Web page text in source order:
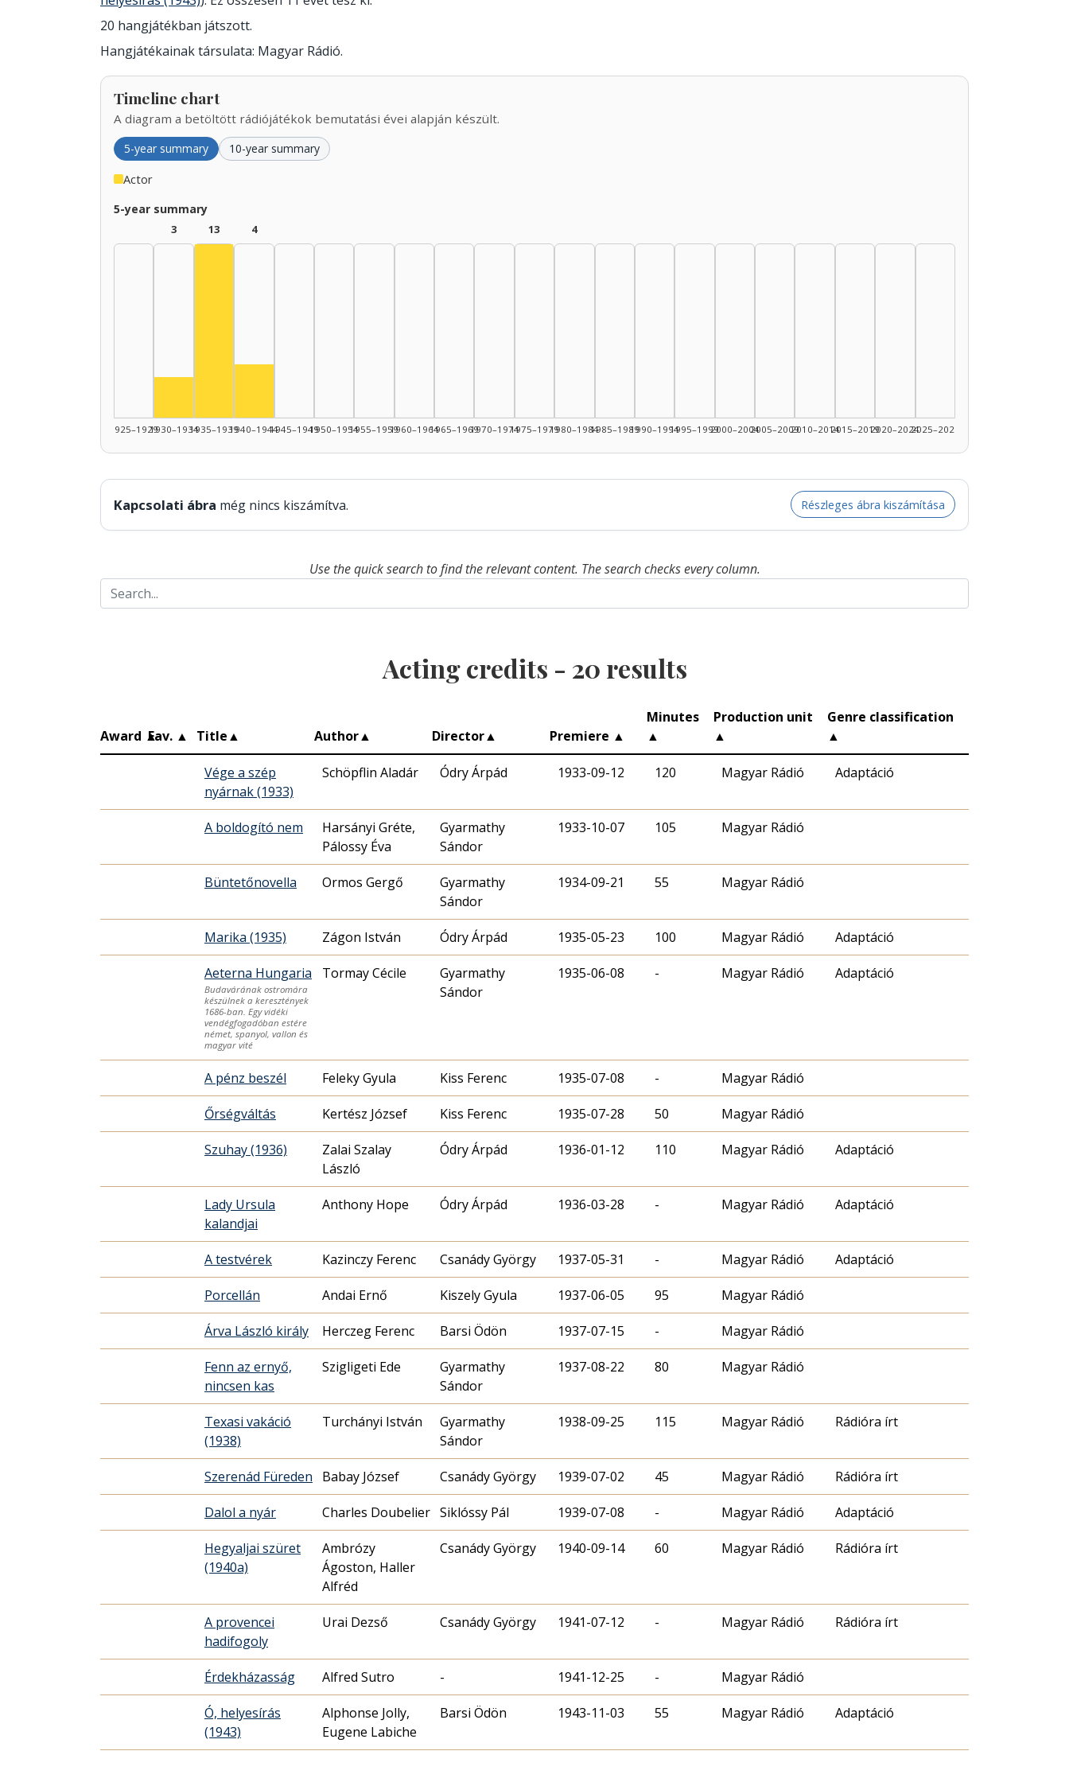
20 hangjátékban játszott.
Hangjátékainak társulata: Magyar Rádió.
Timeline chart
A diagram a betöltött rádiójátékok bemutatási évei alapján készült.
5-year summary 10-year summary
Actor
5-year summary
1925–1929
3
1930–1934
13
1935–1939
4
1940–19441945–19491950–19541955–19591960–19641965–19691970–19741975–19791980–19841985–19891990–19941995–19992000–20042005–20092010–20142015–20192020–20242025–2026
Kapcsolati ábra még nincs kiszámítva. Részleges ábra kiszámítása
Use the quick search to find the relevant content. The search checks every column.
Acting credits - 20 results
Award ▲
Fav. ▲ Title▲ Author▲ Director▲ Premiere ▲
Minutes
▲
Production unit
▲
Genre classification
▲
Vége a szép
nyárnak (1933)
Schöpflin Aladár Ódry Árpád 1933-09-12 120 Magyar Rádió Adaptáció
A boldogító nem
Harsányi Gréte,
Pálossy Éva
Gyarmathy
Sándor
1933-10-07 105 Magyar Rádió
Büntetőnovella Ormos Gergő
Gyarmathy
Sándor
1934-09-21 55 Magyar Rádió
Marika (1935) Zágon István Ódry Árpád 1935-05-23 100 Magyar Rádió Adaptáció
Aeterna Hungaria
Budavárának ostromára
készülnek a keresztények
1686-ban. Egy vidéki
vendégfogadóban estére
német, spanyol, vallon és
magyar vité
Tormay Cécile
Gyarmathy
Sándor
1935-06-08 - Magyar Rádió Adaptáció
A pénz beszél Feleky Gyula Kiss Ferenc 1935-07-08 - Magyar Rádió
Őrségváltás Kertész József Kiss Ferenc 1935-07-28 50 Magyar Rádió
Szuhay (1936)
Zalai Szalay
László
Ódry Árpád 1936-01-12 110 Magyar Rádió Adaptáció
Lady Ursula
kalandjai
Anthony Hope Ódry Árpád 1936-03-28 - Magyar Rádió Adaptáció
A testvérek Kazinczy Ferenc Csanády György 1937-05-31 - Magyar Rádió Adaptáció
Porcellán Andai Ernő Kiszely Gyula 1937-06-05 95 Magyar Rádió
Árva László király Herczeg Ferenc Barsi Ödön 1937-07-15 - Magyar Rádió
Fenn az ernyő,
nincsen kas
Szigligeti Ede
Gyarmathy
Sándor
1937-08-22 80 Magyar Rádió
Texasi vakáció
(1938)
Turchányi István
Gyarmathy
Sándor
1938-09-25 115 Magyar Rádió Rádióra írt
Szerenád Füreden Babay József Csanády György 1939-07-02 45 Magyar Rádió Rádióra írt
Dalol a nyár Charles Doubelier Siklóssy Pál 1939-07-08 - Magyar Rádió Adaptáció
Hegyaljai szüret
(1940a)
Ambrózy
Ágoston, Haller
Alfréd
Csanády György 1940-09-14 60 Magyar Rádió Rádióra írt
A provencei
hadifogoly
Urai Dezső Csanády György 1941-07-12 - Magyar Rádió Rádióra írt
Érdekházasság Alfred Sutro - 1941-12-25 - Magyar Rádió
Ó, helyesírás
(1943)
Alphonse Jolly,
Eugene Labiche
Barsi Ödön 1943-11-03 55 Magyar Rádió Adaptáció